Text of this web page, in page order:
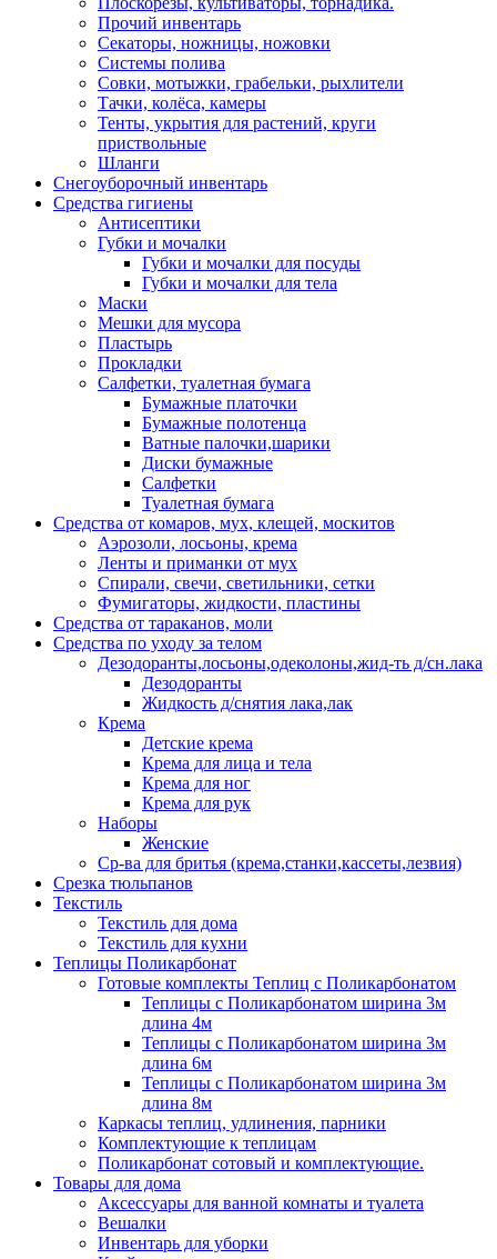
Прочий инвентарь
Секаторы, ножницы, ножовки
Системы полива
Совки, мотыжки, грабельки, рыхлители
Тачки, колёса, камеры
Тенты, укрытия для растений, круги
приствольные
Шланги
Снегоуборочный инвентарь
Средства гигиены
Антисептики
Губки и мочалки
Губки и мочалки для посуды
Губки и мочалки для тела
Маски
Мешки для мусора
Пластырь
Прокладки
Салфетки, туалетная бумага
Бумажные платочки
Бумажные полотенца
Ватные палочки,шарики
Диски бумажные
Салфетки
Туалетная бумага
Средства от комаров, мух, клещей, москитов
Аэрозоли, лосьоны, крема
Ленты и приманки от мух
Спирали, свечи, светильники, сетки
Фумигаторы, жидкости, пластины
Средства от тараканов, моли
Средства по уходу за телом
Дезодоранты,лосьоны,одеколоны,жид-ть д/сн.лака
Дезодоранты
Жидкость д/снятия лака,лак
Крема
Детские крема
Крема для лица и тела
Крема для ног
Крема для рук
Наборы
Женские
Ср-ва для бритья (крема,станки,кассеты,лезвия)
Срезка тюльпанов
Текстиль
Текстиль для дома
Текстиль для кухни
Теплицы Поликарбонат
Готовые комплекты Теплиц с Поликарбонатом
Теплицы с Поликарбонатом ширина 3м
длина 4м
Теплицы с Поликарбонатом ширина 3м
длина 6м
Теплицы с Поликарбонатом ширина 3м
длина 8м
Каркасы теплиц, удлинения, парники
Комплектующие к теплицам
Поликарбонат сотовый и комплектующие.
Товары для дома
Аксессуары для ванной комнаты и туалета
Вешалки
Инвентарь для уборки